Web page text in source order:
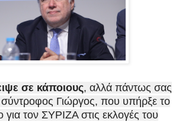
σε κάποιους, αλλά πάντως σας
Γιώργος, που υπήρξε το
τον ΣΥΡΙΖΑ στις εκλογές του